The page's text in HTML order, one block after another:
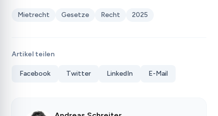
Mietrecht Gesetze Recht 2025
Artikel teilen
Facebook Twitter LinkedIn E-Mail